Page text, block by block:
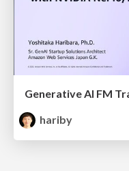
hariby